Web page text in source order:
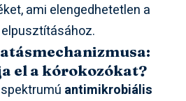
ami elengedhetetlen a
el a kórokozókat?
antimikrobiális